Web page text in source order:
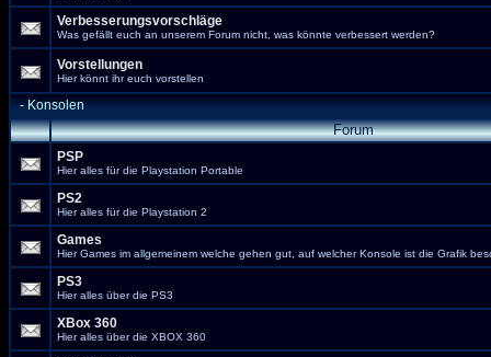
Verbesserungsvorschläge
Was gefällt euch an unserem Forum nicht, was könnte verbessert werden?
Vorstellungen
Hier könnt ihr euch vorstellen
- Konsolen
Forum
PSP
Hier alles für die Playstation Portable
PS2
Hier alles für die Playstation 2
Games
Hier Games im allgemeinem welche gehen gut, auf welcher Konsole ist die Grafik
PS3
Hier alles über die PS3
XBox 360
Hier alles über die XBOX 360